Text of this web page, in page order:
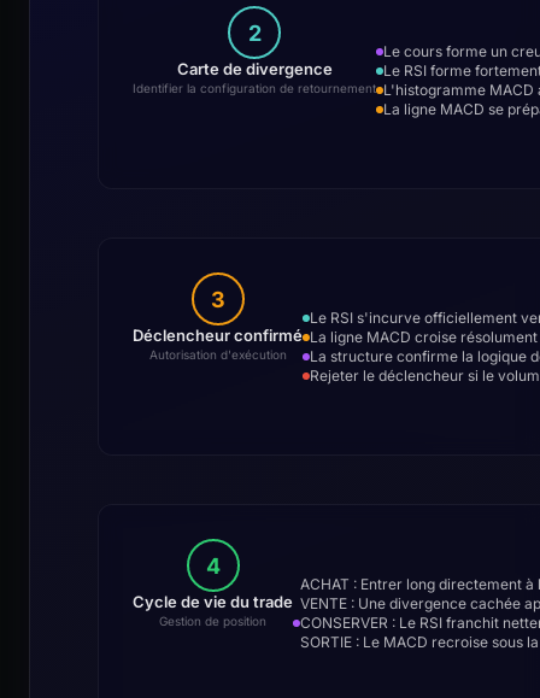
2
Carte de divergence
Identifier la configuration de retournement
Le cours forme un
Le RSI forme
L'histogramme
La ligne MACD se
3
Déclencheur confirmé
Autorisation d'exécution
Le RSI s'incurve officiellement
La ligne MACD croise
La structure confirme la logique
Rejeter le déclencheur si le
4
Cycle de vie du trade
Gestion de position
ACHAT : Entrer long directement
VENTE : Une divergence cachée
CONSERVER : Le RSI franchit
SORTIE : Le MACD recroise sous